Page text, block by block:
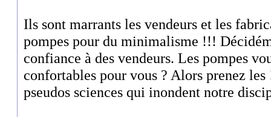
Ils sont marrants les vendeurs et les
pompes pour du minimalisme !!!
confiance à des vendeurs. Les pompes
confortables pour vous ? Alors prenez
pseudos sciences qui inondent notre